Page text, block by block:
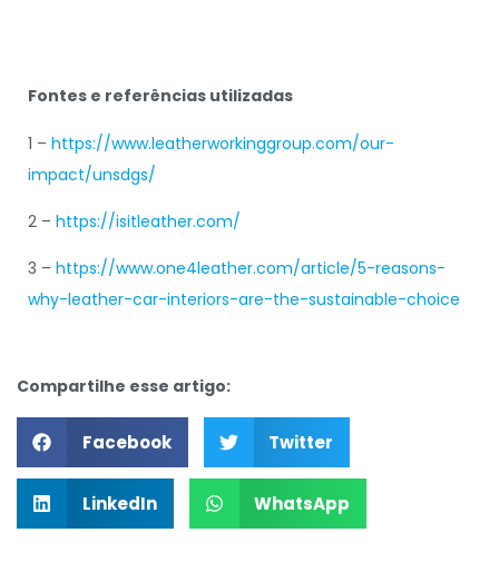
Fontes e referências utilizadas
1 – https://www.leatherworkinggroup.com/our-
impact/unsdgs/
2 – https://isitleather.com/
3 – https://www.one4leather.com/article/5-reasons-
why-leather-car-interiors-are-the-sustainable-choice
Compartilhe esse artigo:
Facebook Twitter
LinkedIn WhatsApp